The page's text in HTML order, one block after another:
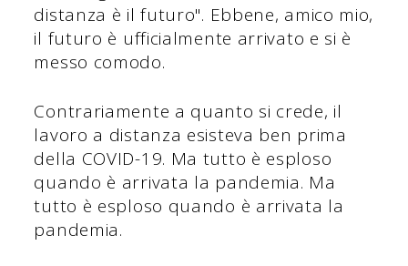
distanza è il futuro". Ebbene, amico mio,
il futuro è ufficialmente arrivato e si è
messo comodo.
Contrariamente a quanto si crede, il
lavoro a distanza esisteva ben prima
della COVID-19. Ma tutto è esploso
quando è arrivata la pandemia. Ma
tutto è esploso quando è arrivata la
pandemia.